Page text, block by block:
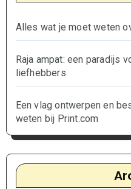
Alles wat je moet weten
Raja ampat: een paradijs
liefhebbers
Een vlag ontwerpen en
weten bij Print.com